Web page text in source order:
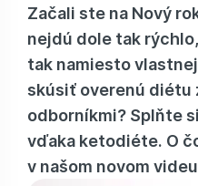
Začali ste na Nový
nejdú dole tak
tak namiesto
skúsiť overenú diétu
odborníkmi? Splňte
vďaka ketodiéte. O
v našom novom